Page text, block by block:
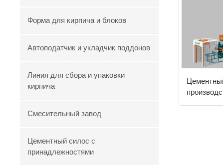
Форма для кирпича и блоков
Автоподатчик и укладчик поддонов
Линия для сбора и упаковки
кирпича
Смесительный завод
Цементный силос с
принадлежностями